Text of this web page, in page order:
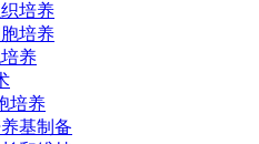
培养
培养
养
培养
基制备